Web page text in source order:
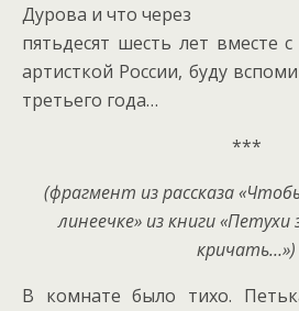
Дурова и что через
пятьдесят шесть лет вместе
артисткой России, буду
третьего года…
***
(фрагмент из рассказа
линеечке» из книги
кричать…»)
В комнате было тихо.